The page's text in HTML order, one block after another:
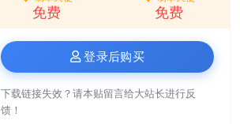
免费 免费
登录后购买
下载链接失效？请本贴留言给大站长进行反
馈！